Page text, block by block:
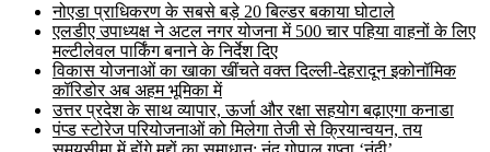
नोएडा प्राधिकरण के सबसे बड़े 20 बिल्डर बकाया घोटाले
एलडीए उपाध्यक्ष ने अटल नगर योजना में 500 चार पहिया वाहनों के लिए
मल्टीलेवल पार्किंग बनाने के निर्देश दिए
विकास योजनाओं का खाका खींचते वक्त दिल्ली-देहरादून इकोनॉमिक
कॉरिडोर अब अहम भूमिका में
उत्तर प्रदेश के साथ व्यापार, ऊर्जा और रक्षा सहयोग बढ़ाएगा कनाडा
पंप्ड स्टोरेज परियोजनाओं को मिलेगा तेजी से क्रियान्वयन, तय